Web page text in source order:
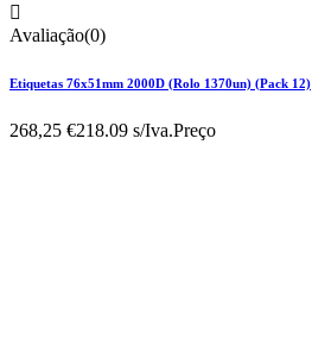

Avaliação(0)
Etiquetas 76x51mm 2000D (Rolo 1370un) (Pack 12)
268,25 €218.09 s/Iva.Preço